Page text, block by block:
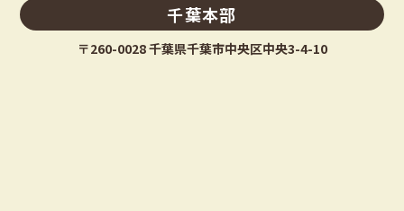
千葉本部
〒260-0028 千葉県千葉市中央区中央3-4-10